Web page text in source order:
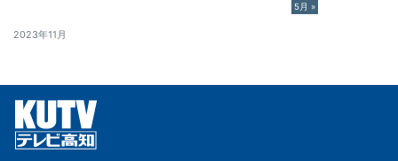
2023年11月
5月 »